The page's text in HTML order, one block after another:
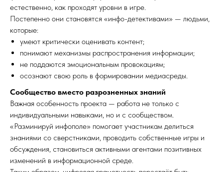
естественно, как проходят уровни в игре.
Постепенно они становятся «инфо-детективами» — людьми,
которые:
умеют критически оценивать контент;
понимают механизмы распространения информации;
не поддаются эмоциональным провокациям;
осознают свою роль в формировании медиасреды.
Сообщество вместо разрозненных знаний
Важная особенность проекта — работа не только с
индивидуальными навыками, но и с сообществом.
«Разминируй инфополе» помогает участникам делиться
знаниями со сверстниками, проводить собственные игры и
обсуждения, становиться активными агентами позитивных
изменений в информационной среде.